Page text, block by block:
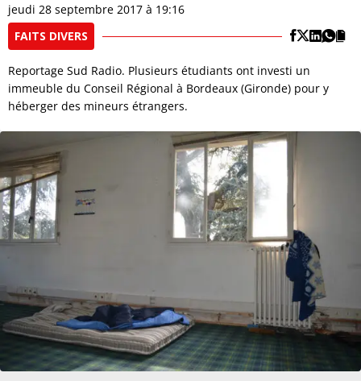
jeudi 28 septembre 2017 à 19:16
FAITS DIVERS
Reportage Sud Radio. Plusieurs étudiants ont investi un
immeuble du Conseil Régional à Bordeaux (Gironde) pour y
héberger des mineurs étrangers.